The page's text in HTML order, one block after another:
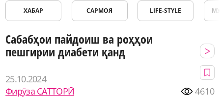
ХАБАР САРМОЯ LIFE-STYLE
Сабабҳои пайдоиш ва роҳҳои
пешгирии диабети қанд
25.10.2024
Фирӯза САТТОРӢ
4610